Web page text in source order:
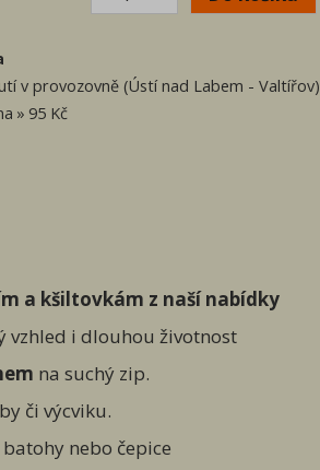
v provozovně (Ústí nad Labem - Valtířov)
95 Kč
a kšiltovkám z naší nabídky
vzhled i dlouhou životnost
na suchý zip.
či výcviku.
nebo čepice